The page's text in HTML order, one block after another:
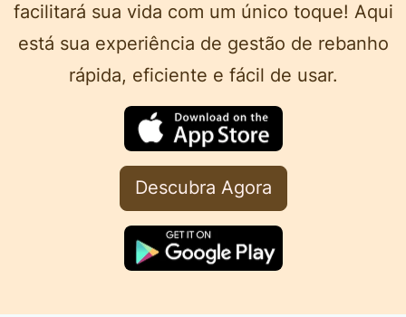
facilitará sua vida com um único toque! Aqui
está sua experiência de gestão de rebanho
rápida, eficiente e fácil de usar.
Descubra Agora